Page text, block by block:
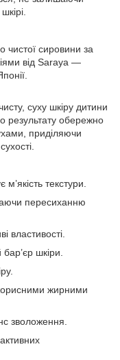
чистої сировини за
від Saraya —
суху шкіру дитини
результату обережно
приділяючи
текстури.
пересиханню
властивості.
шкіри.
жирними
зволоження.